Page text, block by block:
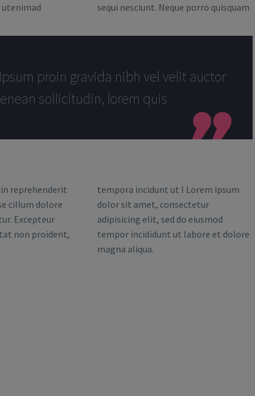
utenimad
sequi nesciunt. Neque porro quisquam
proin gravida nibh vel velit auctor
sollicitudin, lorem quis

reprehenderit
cillum dolore
Excepteur
non proident,
tempora incidunt ut l Lorem ipsum
dolor sit amet, consectetur
adipisicing elit, sed do eiusmod
tempor incididunt ut labore et dolore
magna aliqua.